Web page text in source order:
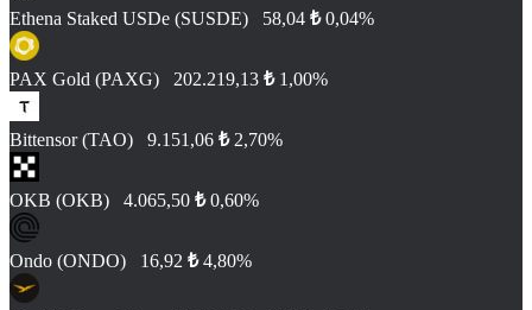
Ethena Staked USDe (SUSDE) 58,04 ₺ 0,04%
PAX Gold (PAXG) 202.219,13 ₺ 1,00%
Bittensor (TAO) 9.151,06 ₺ 2,70%
OKB (OKB) 4.065,50 ₺ 0,60%
Ondo (ONDO) 16,92 ₺ 4,80%